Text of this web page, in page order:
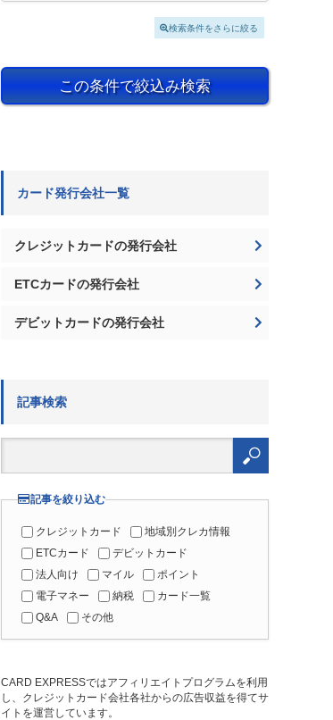
検索条件をさらに絞る
この条件で絞込み検索
カード発行会社一覧
クレジットカードの発行会社
ETCカードの発行会社
デビットカードの発行会社
記事検索
検
記事を絞り込む
クレジットカード
地域別クレカ情報
ETCカード
デビットカード
法人向け
マイル
ポイント
電子マネー
納税
カード一覧
Q&A
その他
CARD EXPRESSではアフィリエイトプログラムを利用
し、クレジットカード会社各社からの広告収益を得てサ
イトを運営しています。